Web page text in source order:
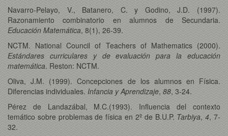
Navarro-Pelayo, V., Batanero, C. y Godino, J.D. (1997).
Razonamiento combinatorio en alumnos de Secundaria.
Educación Matemática, 8(1), 26-39.
NCTM. National Council of Teachers of Mathematics (2000).
Estándares curriculares y de evaluación para la educación
matemática. Reston: NCTM.
Oliva, J.M. (1999). Concepciones de los alumnos en Física.
Diferencias individuales. Infancia y Aprendizaje, 88, 3-24.
Pérez de Landazábal, M.C.(1993). Influencia del contexto
temático sobre problemas de física en 2º de B.U.P. Tarbiya,4, 7-
32.